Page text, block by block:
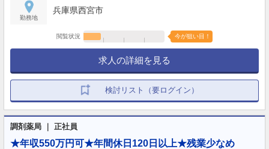
勤務地
兵庫県西宮市
閲覧状況 今が狙い目！
求人の詳細を見る
検討リスト（要ログイン）
調剤薬局 ｜ 正社員
★年収550万円可★年間休日120日以上★残業少なめ